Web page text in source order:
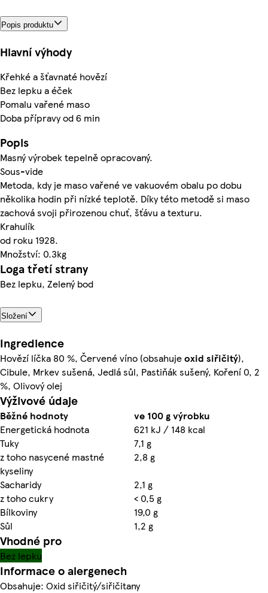
Popis produktu
Hlavní výhody
Křehké a šťavnaté hovězí
Bez lepku a éček
Pomalu vařené maso
Doba přípravy od 6 min
Popis
Masný výrobek tepelně opracovaný.
Sous-vide
Metoda, kdy je maso vařené ve vakuovém obalu po dobu
několika hodin při nízké teplotě. Díky této metodě si maso
zachová svoji přirozenou chuť, šťávu a texturu.
Krahulík
od roku 1928.
Množství: 0.3kg
Loga třetí strany
Bez lepku, Zelený bod
Složení
Ingredience
Hovězí líčka 80 %, Červené víno (obsahujeoxid siřičitý),
Cibule, Mrkev sušená, Jedlá sůl, Pastiňák sušený, Koření 0, 2
%, Olivový olej
Výživové údaje
Běžné hodnoty
ve 100 g výrobku
Energetická hodnota
621 kJ / 148 kcal
Tuky
7,1 g
z toho nasycené mastné
kyseliny
2,8 g
Sacharidy
2,1 g
z toho cukry
< 0,5 g
Bílkoviny
19,0 g
Sůl
1,2 g
Vhodné pro
Bez lepku
Informace o alergenech
Obsahuje: Oxid siřičitý/siřičitany